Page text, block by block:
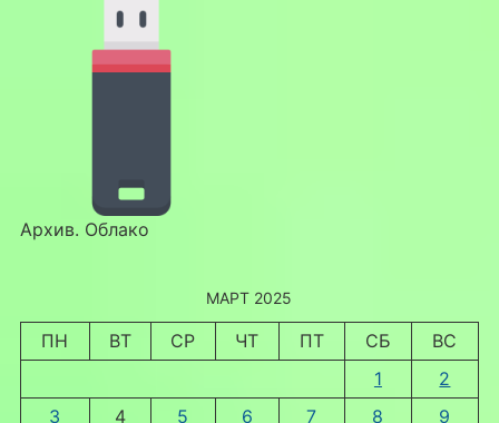
Архив. Облако
МАРТ 2025
ПН ВТ СР ЧТ ПТ СБ
ВС
1
2
3
4 5 6 7 8
9